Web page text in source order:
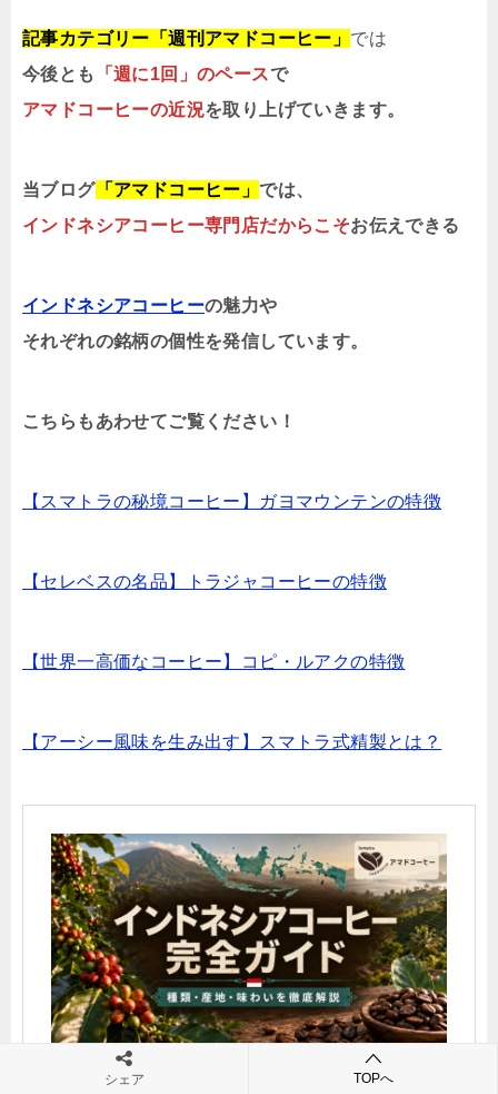
記事カテゴリー「週刊アマドコーヒー」 では
今後とも
「週に1回」のペースで
アマドコーヒーの近況を取り上げていきます。
当ブログ「アマドコーヒー」では、
インドネシアコーヒー専門店だからこそお伝えできる
インドネシアコーヒーの魅力や
それぞれの銘柄の個性を発信しています。
こちらもあわせてご覧ください！
【スマトラの秘境コーヒー】ガヨマウンテンの特徴
【セレベスの名品】トラジャコーヒーの特徴
【世界一高価なコーヒー】コピ・ルアクの特徴
【アーシー風味を生み出す】スマトラ式精製とは？
シェア TOPへ